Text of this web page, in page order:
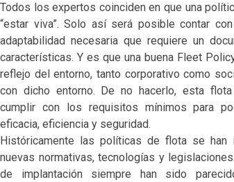
Todos los expertos coinciden en que una
“estar viva”. Solo así será posible contar
adaptabilidad necesaria que requiere un
características. Y es que una buena Fleet
reflejo del entorno, tanto corporativo como
con dicho entorno. De no hacerlo, esta
cumplir con los requisitos mínimos para
eficacia, eficiencia y seguridad.
Históricamente las políticas de flota se han
nuevas normativas, tecnologías y
de implantación siempre han sido